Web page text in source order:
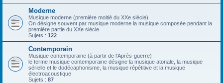
Moderne
Musique moderne (première moitié du XXe siècle)
On désigne souvent par musique moderne la musique composée pendant la
première partie du XXe siècle
Sujets : 122
Contemporain
Musique contemporaine (à partir de l'Après-guerre)
le terme musique contemporaine désigne la musique atonale, la musique
sérielle et le dodécaphonisme, la musique répétitive et la musique
électroacoustique
Sujets : 87